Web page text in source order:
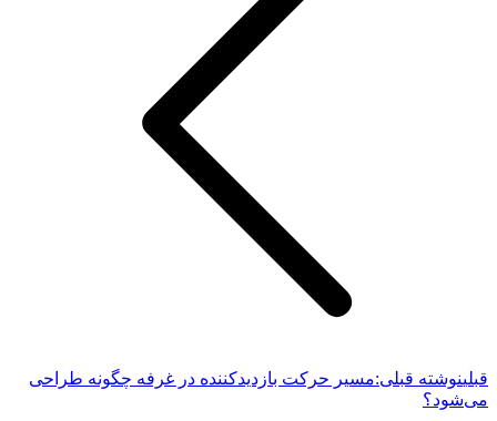
قبلینوشته قبلی:مسیر حرکت بازدیدکننده در غرفه چگونه طراحی
می‌شود؟